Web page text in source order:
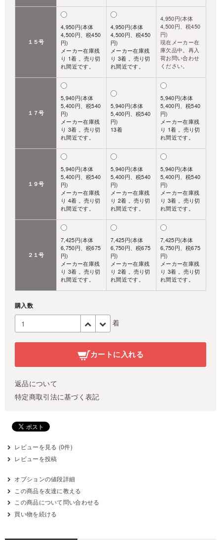
１５号
4,950円(本体
4,500円、税450
円)
メーカー在庫残
り 1着 。売り切
れ間近です。
4,950円(本体
4,500円、税450
円)
メーカー在庫残
り 3着 。売り切
れ間近です。
4,950円(本体
4,500円、税450
円)
現在メーカー在
庫欠品中。再入
荷お問い合わせ
ください。
１７号
5,940円(本体
5,400円、税540
円)
メーカー在庫残
り 3着 。売り切
れ間近です。
5,940円(本体
5,400円、税540
円)
13着
5,940円(本体
5,400円、税540
円)
メーカー在庫残
り 1着 。売り切
れ間近です。
１９号
5,940円(本体
5,400円、税540
円)
メーカー在庫残
り 4着 。売り切
れ間近です。
5,940円(本体
5,400円、税540
円)
メーカー在庫残
り 2着 。売り切
れ間近です。
5,940円(本体
5,400円、税540
円)
メーカー在庫残
り 3着 。売り切
れ間近です。
２１号
7,425円(本体
6,750円、税675
円)
メーカー在庫残
り 3着 。売り切
れ間近です。
7,425円(本体
6,750円、税675
円)
メーカー在庫残
り 2着 。売り切
れ間近です。
7,425円(本体
6,750円、税675
円)
メーカー在庫残
り 3着 。売り切
れ間近です。
購入数
着
カートに入れる
返品について
特定商取引法に基づく表記
レビューを見る (0件)
レビューを投稿
オプションの値段詳細
この商品を友達に教える
この商品について問い合わせる
買い物を続ける